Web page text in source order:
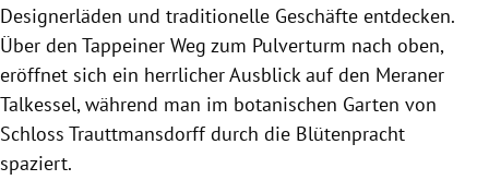
Designerläden und traditionelle Geschäfte entdecken.
Über den Tappeiner Weg zum Pulverturm nach oben,
eröffnet sich ein herrlicher Ausblick auf den Meraner
Talkessel, während man im botanischen Garten von
Schloss Trauttmansdorff durch die Blütenpracht
spaziert.